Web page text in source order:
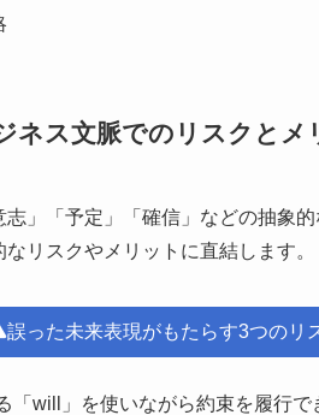
ネス文脈でのリスクとメ
」「予定」「確信」などの抽象
リスクやメリットに直結します。
誤った未来表現がもたらす3つのリ
「will」を使いながら約束を履行